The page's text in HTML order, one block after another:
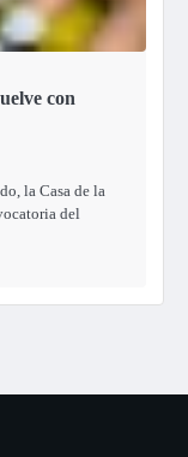
con
la Casa de la
del